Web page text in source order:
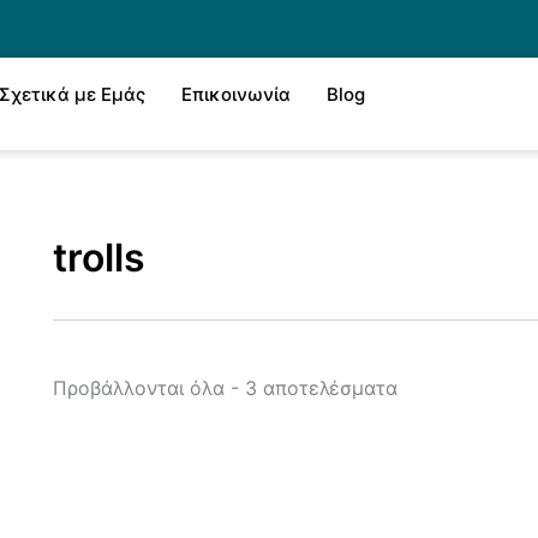
Σχετικά με Εμάς Επικοινωνία Blog
trolls
Προβάλλονται όλα - 3 αποτελέσματα